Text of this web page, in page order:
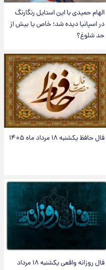
الهام حمیدی با این استایل رنگارنگ
در اسپانیا دیده شد؛ خاص یا بیش از
حد شلوغ؟
فال حافظ یکشنبه ۱۸ مرداد ماه ۱۴۰۵
فال روزانه واقعی یکشنبه ۱۸ مرداد